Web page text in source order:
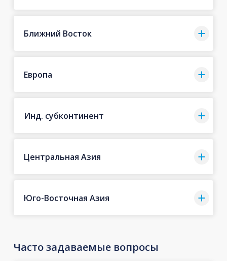
Ближний Восток
Европа
Инд. субконтинент
Центральная Азия
Юго-Восточная Азия
Часто задаваемые вопросы